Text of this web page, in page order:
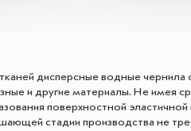
дисперсные водные
и другие материалы. Не имея
поверхностной
стадии производства не